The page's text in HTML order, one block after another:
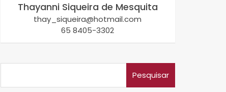
Thayanni Siqueira de Mesquita
thay_siqueira@hotmail.com
65 8405-3302